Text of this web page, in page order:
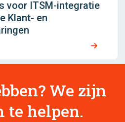
voor ITSM-integratie
Klant- en
We zijn
te helpen.